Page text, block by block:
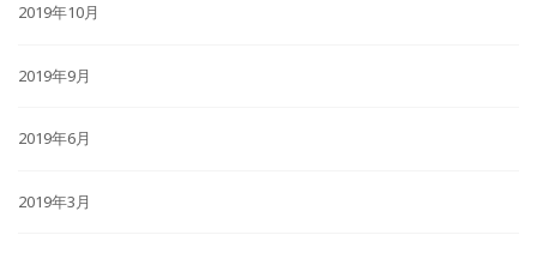
2019年10月
2019年9月
2019年6月
2019年3月